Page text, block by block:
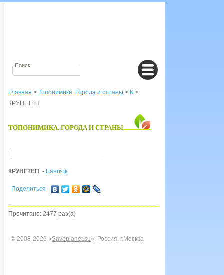
Главная > Топонимика. Города и страны > К >
КРУНГТЕП
ТОПОНИМИКА. ГОРОДА И СТРАНЫ
КРУНГТЕП - Бангкок
Поделиться
Прочитано: 2477 раз(а)
© 2008-2026 «Saveplanet.su», Россия, г.Москва